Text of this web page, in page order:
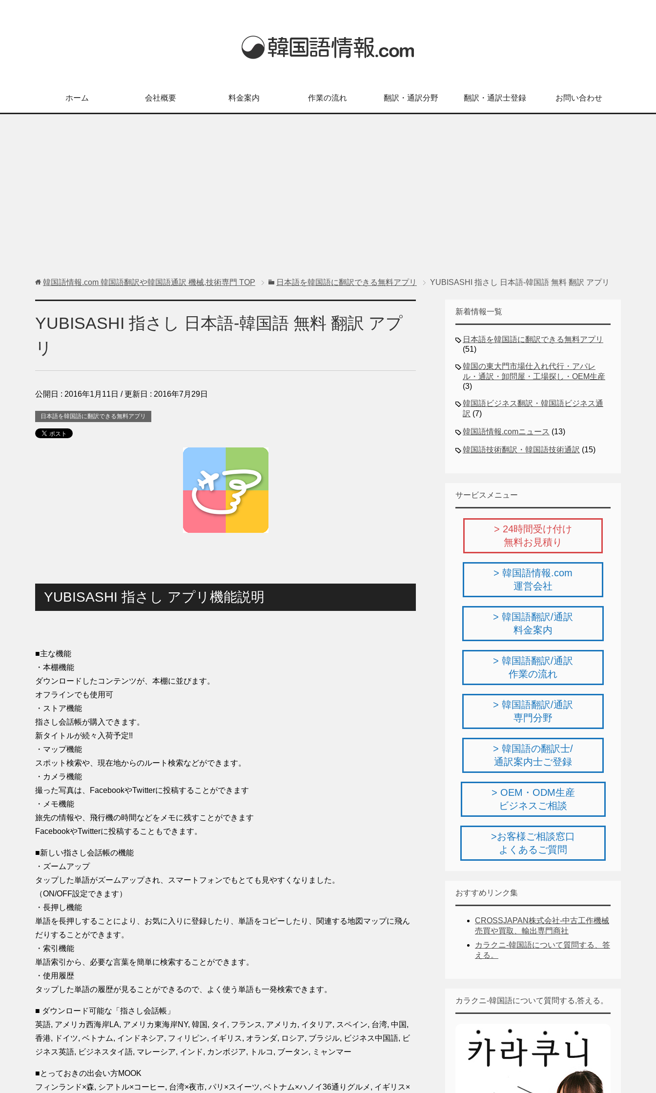
ホーム 会社概要 料金案内 作業の流れ 翻訳・通訳分野 翻訳・通訳士登録 お問い合わせ
韓国語情報.com 韓国語翻訳や韓国語通訳 機械,技術専門 TOP 日本語を韓国語に翻訳できる無料アプリ YUBISASHI 指さし 日本語-韓国語 無料 翻訳 アプリ
YUBISASHI 指さし 日本語-韓国語 無料 翻訳 アプ
リ
公開日 : 2016年1月11日 / 更新日 : 2016年7月29日
日本語を韓国語に翻訳できる無料アプリ
YUBISASHI 指さし アプリ機能説明
■主な機能
・本棚機能
ダウンロードしたコンテンツが、本棚に並びます。
オフラインでも使用可
・ストア機能
指さし会話帳が購入できます。
新タイトルが続々入荷予定!!
・マップ機能
スポット検索や、現在地からのルート検索などができます。
・カメラ機能
撮った写真は、FacebookやTwitterに投稿することができます
・メモ機能
旅先の情報や、飛行機の時間などをメモに残すことができます
FacebookやTwitterに投稿することもできます。
■新しい指さし会話帳の機能
・ズームアップ
タップした単語がズームアップされ、スマートフォンでもとても見やすくなりました。
（ON/OFF設定できます）
・長押し機能
単語を長押しすることにより、お気に入りに登録したり、単語をコピーしたり、関連する地図マップに飛ん
だりすることができます。
・索引機能
単語索引から、必要な言葉を簡単に検索することができます。
・使用履歴
タップした単語の履歴が見ることができるので、よく使う単語も一発検索できます。
■ ダウンロード可能な「指さし会話帳」
英語, アメリカ西海岸LA, アメリカ東海岸NY, 韓国, タイ, フランス, アメリカ, イタリア, スペイン, 台湾, 中国,
香港, ドイツ, ベトナム, インドネシア, フィリピン, イギリス, オランダ, ロシア, ブラジル, ビジネス中国語, ビ
ジネス英語, ビジネスタイ語, マレーシア, インド, カンボジア, トルコ, ブータン, ミャンマー
■とっておきの出会い方MOOK
フィンランド×森, シアトル×コーヒー, 台湾×夜市, パリ×スイーツ, ベトナム×ハノイ36通りグルメ, イギリス×
新着情報一覧
日本語を韓国語に翻訳できる無料アプリ
(51)
韓国の東大門市場仕入れ代行・アパレ
ル・通訳・卸問屋・工場探し・OEM生産
(3)
韓国語ビジネス翻訳・韓国語ビジネス通
訳 (7)
韓国語情報.comニュース (13)
韓国語技術翻訳・韓国語技術通訳 (15)
サービスメニュー
> 24時間受け付け
無料お見積り
> 韓国語情報.com
運営会社
> 韓国語翻訳/通訳
料金案内
> 韓国語翻訳/通訳
作業の流れ
> 韓国語翻訳/通訳
専門分野
> 韓国語の翻訳士/
通訳案内士ご登録
> OEM・ODM生産
ビジネスご相談
>お客様ご相談窓口
よくあるご質問
おすすめリンク集
CROSSJAPAN株式会社-中古工作機械
売買や買取、輸出専門商社
カラクニ-韓国語について質問する、答
える。
カラクニ-韓国語について質問する,答える。